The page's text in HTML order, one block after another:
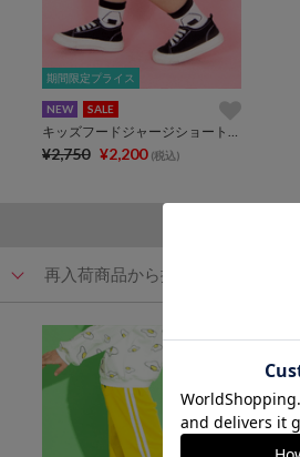
期間限定プライス
期間限定プライス
NEW SALE
キッズフードジャージショートパンツ
¥2,750 ¥2,200 (税込)
再入荷商品から探す